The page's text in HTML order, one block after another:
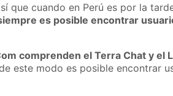
que cuando en Perú es por la
es posible encontrar
comprenden el Terra Chat y el
este modo es posible encontrar